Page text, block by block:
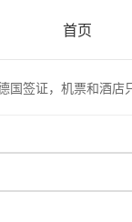
首页
国签证，机票和酒店